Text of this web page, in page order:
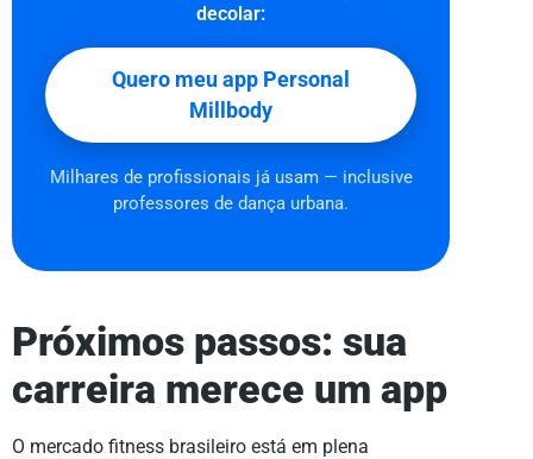
decolar:
Quero meu app Personal
Millbody
Milhares de profissionais já usam — inclusive
professores de dança urbana.
Próximos passos: sua
carreira merece um app
O mercado fitness brasileiro está em plena